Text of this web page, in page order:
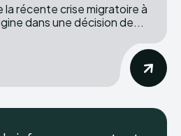
la récente crise migratoire à
dans une décision de...